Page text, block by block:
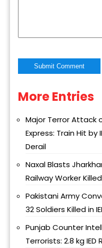
Alternative:
More Entries
Major Terror Attack
Express: Train Hit by
Derail
Naxal Blasts
Railway Worker
Pakistani Army
32 Soldiers Killed in
Punjab Counter
Terrorists: 2.8 kg IED